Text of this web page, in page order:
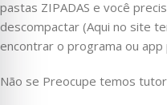
pastas ZIPADAS e você
descompactar (Aqui no site
encontrar o programa ou app
Não se Preocupe temos